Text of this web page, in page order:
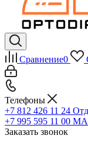
Сравнение0
Телефоны
+7 812 426 11 24
+7 995 595 11 00
Заказать звонок